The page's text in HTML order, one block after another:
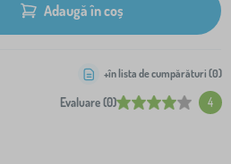
Adaugă în coș
Evaluare (0) 4
+în lista de cumpărături (0)